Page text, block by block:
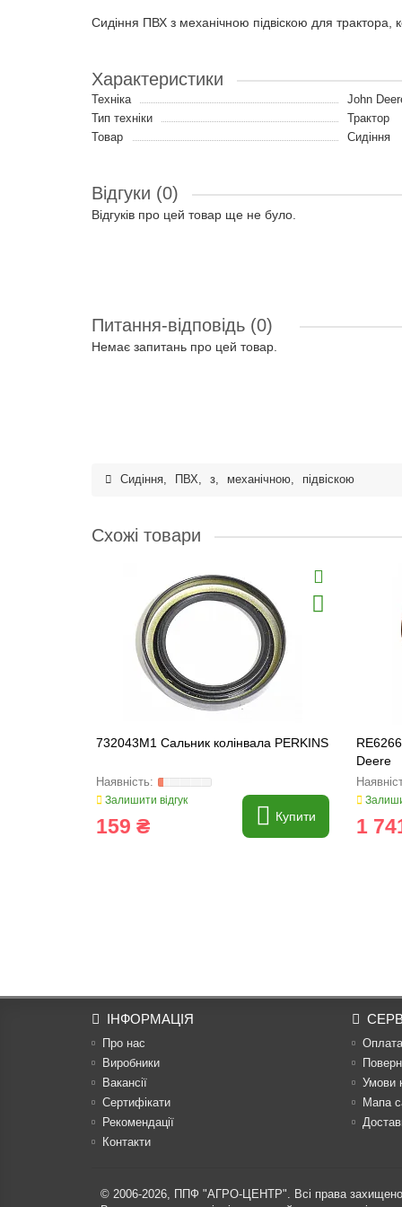
Сидіння ПВХ з механічною підвіскою для трактора,
Характеристики
Техніка
John
Тип техніки
Трактор
Товар
Сидіння
Відгуки (0)
Відгуків про цей товар ще не було.
Питання-відповідь (0)
Немає запитань про цей товар.
Сидіння, ПВХ, з, механічною, підвіскою
Схожі товари
732043M1 Сальник колінвала PERKINS
Залишити відгук
159 ₴ Купити
Deere
1
ІНФОРМАЦІЯ
Про нас
Виробники
Вакансії
Сертифікати
Рекомендації
Контакти
Оплата
Умови
Мапа
© 2006-2026, ППФ "АГРО-ЦЕНТР". Всі права